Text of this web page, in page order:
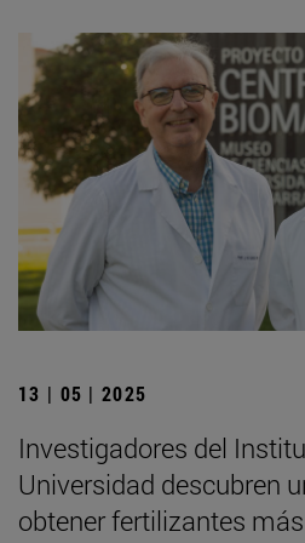
13 | 05 | 2025
Investigadores del
Universidad descubren
obtener fertilizantes